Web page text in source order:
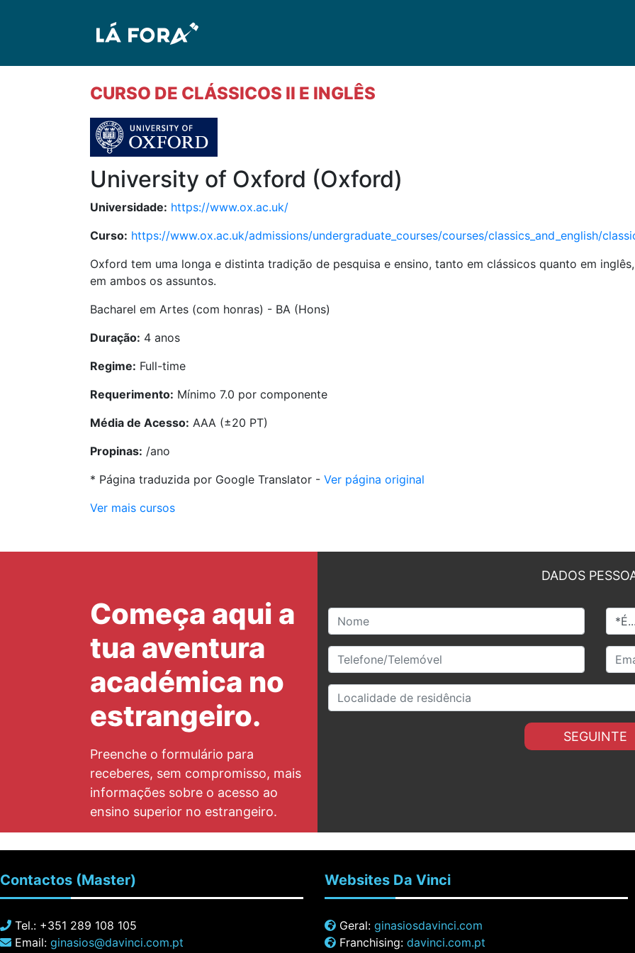
CURSO DE CLÁSSICOS II E INGLÊS
University of Oxford (Oxford)
Universidade: https://www.ox.ac.uk/
Curso: https://www.ox.ac.uk/admissions/undergraduate_courses/courses/classics_and_english/
Oxford tem uma longa e distinta tradição de pesquisa e ensino, tanto em clássicos quanto em
em ambos os assuntos.
Bacharel em Artes (com honras) - BA (Hons)
Duração: 4 anos
Regime: Full-time
Requerimento: Mínimo 7.0 por componente
Média de Acesso: AAA (±20 PT)
Propinas: /ano
* Página traduzida por Google Translator - Ver página original
Ver mais cursos
Começa aqui a
tua aventura
académica no
estrangeiro.
Preenche o formulário para
receberes, sem compromisso, mais
informações sobre o acesso ao
ensino superior no estrangeiro.
DADOS
SEGUINTE
Contactos (Master)
Tel.: +351 289 108 105
Email: ginasios@davinci.com.pt
Websites Da Vinci
Geral: ginasiosdavinci.com
Franchising: davinci.com.pt